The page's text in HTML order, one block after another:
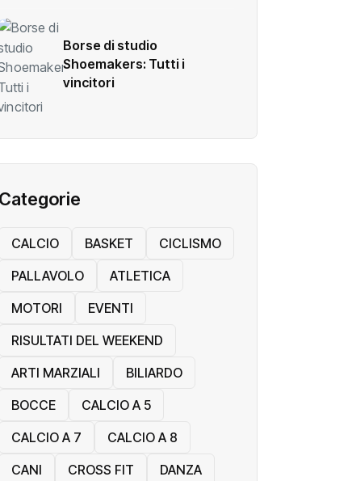
Borse di studio
Shoemakers: Tutti i
vincitori
Categorie
CALCIO BASKET
CICLISMO
PALLAVOLO
ATLETICA
MOTORI
EVENTI
RISULTATI DEL WEEKEND
ARTI MARZIALI
BILIARDO
BOCCE
CALCIO A 5
CALCIO A 7
CALCIO A 8
CANI
CROSS FIT
DANZA